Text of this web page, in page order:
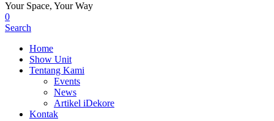
Your Space, Your Way
0
Search
Home
Show Unit
Tentang Kami
Events
News
Artikel iDekore
Kontak